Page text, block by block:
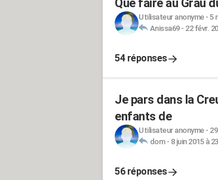
Que faire au Grau
Utilisateur anonyme- 5
Anissa69- 22 févr.
54 réponses
Je pars dans la
enfants de
Utilisateur anonyme-
dom- 8 juin 2015 à
56 réponses